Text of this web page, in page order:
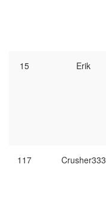
15 Erik
117 Crusher333